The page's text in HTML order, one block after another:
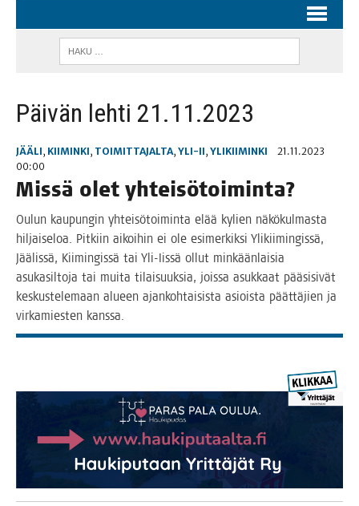
Päivän lehti 21.11.2023
JÄÄLI, KIIMINKI, TOIMITTAJALTA, YLI-II, YLIKIIMINKI
21.11.2023
00:00
Mis­sä olet yhteisötoiminta?
Oulun kau­pun­gin yhtei­sö­toi­min­ta elää kylien näkö­kul­mas­ta
hil­jai­se­loa. Pit­kiin aikoi­hin ei ole esi­mer­kik­si Yli­kii­min­gis­sä,
Jää­lis­sä, Kii­min­gis­sä tai Yli-Iis­sä ollut min­kään­lai­sia
asu­ka­sil­to­ja tai mui­ta tilai­suuk­sia, jois­sa asuk­kaat pää­si­si­vät
kes­kus­te­le­maan alu­een ajan­koh­tai­sis­ta asiois­ta päät­tä­jien ja
vir­ka­mies­ten kanssa.